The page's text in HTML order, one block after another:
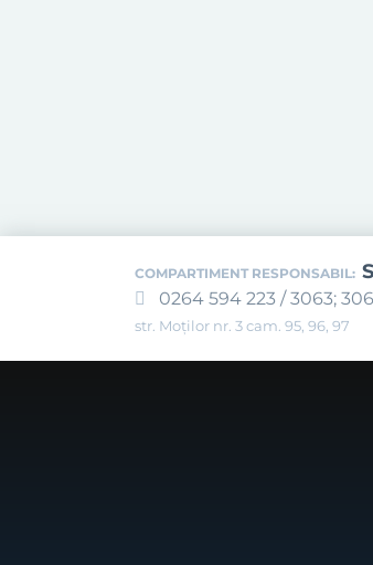
COMPARTIMENT RESPONSABIL:
0264 594 223 / 3063;
str. Moților nr. 3 cam. 95, 96, 97